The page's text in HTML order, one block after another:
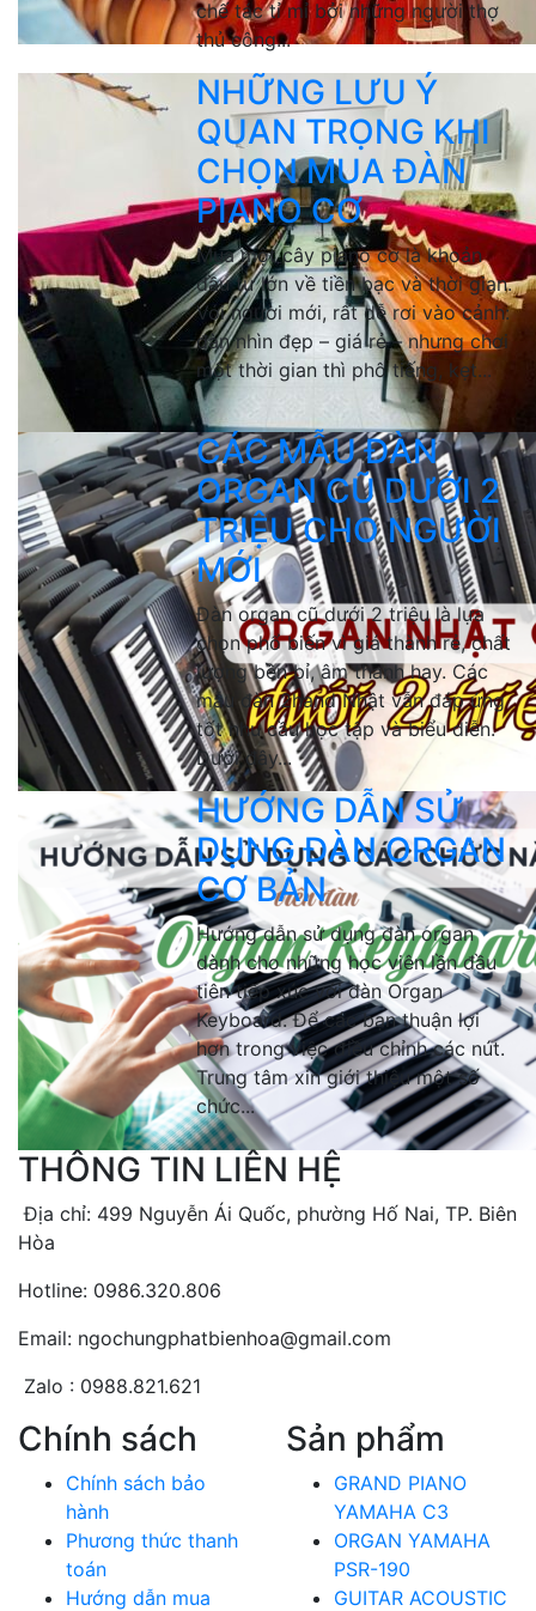
chế tác tỉ mỉ bởi những người thợ
thủ công...
NHỮNG LƯU Ý
QUAN TRỌNG KHI
CHỌN MUA ĐÀN
PIANO CƠ
Mua một cây piano cơ là khoản
đầu tư lớn về tiền bạc và thời gian.
Với người mới, rất dễ rơi vào cảnh:
đàn nhìn đẹp – giá rẻ – nhưng chơi
một thời gian thì phô tiếng, kẹt...
CÁC MẪU ĐÀN
ORGAN CŨ DƯỚI 2
TRIỆU CHO NGƯỜI
MỚI
Đàn organ cũ dưới 2 triệu là lựa
chọn phổ biến vì giá thành rẻ, chất
lượng bền bỉ, âm thanh hay. Các
mẫu đàn 2hand Nhật vẫn đáp ứng
tốt nhu cầu học tập và biểu diễn.
Dưới đây...
HƯỚNG DẪN SỬ
DỤNG ĐÀN ORGAN
CƠ BẢN
Hướng dẫn sử dụng đàn organ
dành cho những học viên lần đầu
tiên tiếp xúc với đàn Organ
Keyboard. Để các bạn thuận lợi
hơn trong việc điều chỉnh các nút.
Trung tâm xin giới thiệu một số
chức...
THÔNG TIN LIÊN HỆ
Địa chỉ: 499 Nguyễn Ái Quốc, phường Hố Nai, TP. Biên
Hòa
Hotline: 0986.320.806
Email: ngochungphatbienhoa@gmail.com
Zalo : 0988.821.621
Chính sách
Chính sách bảo
hành
Phương thức thanh
toán
Hướng dẫn mua
Sản phẩm
GRAND PIANO
YAMAHA C3
ORGAN YAMAHA
PSR-190
GUITAR ACOUSTIC